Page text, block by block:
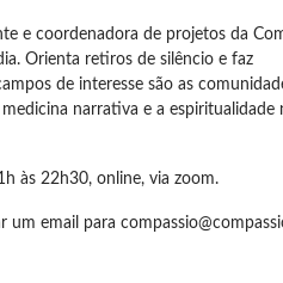
e coordenadora de projetos da
Orienta retiros de silêncio e faz
de interesse são as
narrativa e a espiritualidade
às 22h30, online, via zoom.
um email para